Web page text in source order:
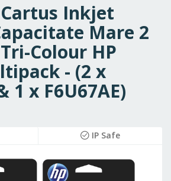
Inkjet
Mare 2
Colour HP
- (2 x
1 x F6U67AE)
IP Safe